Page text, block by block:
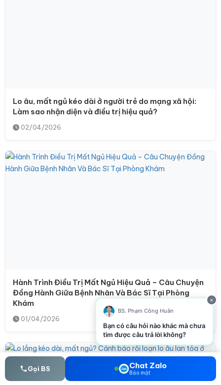
Lo âu, mất ngủ kéo dài ở người trẻ do mạng xã hội:
Làm sao nhận diện và điều trị hiệu quả?
02/04/2026
Hành Trình Điều Trị Mất Ngủ Hiệu Quả – Câu Chuyện
Đồng Hành Giữa Bệnh Nhân Và Bác Sĩ Tại Phòng
Khám
01/04/2026
×
BS. Phạm Công Huân
Bạn có câu hỏi nào khác mà chưa
tìm được câu trả lời không?
Gọi BS Chat Zalo
Bảo mật